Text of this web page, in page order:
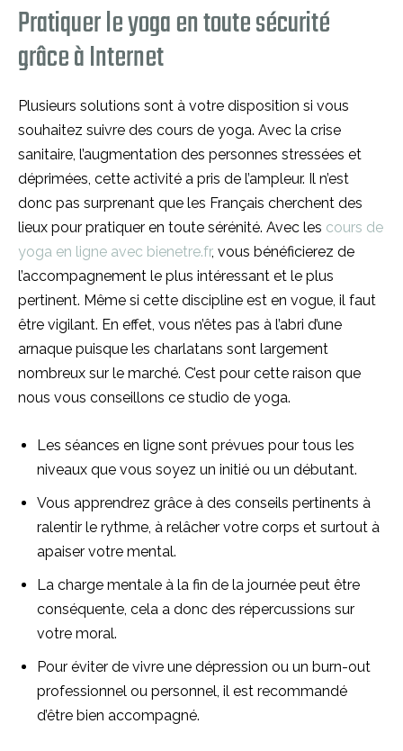
Pratiquer le yoga en toute sécurité
grâce à Internet
Plusieurs solutions sont à votre disposition si vous
souhaitez suivre des cours de yoga. Avec la crise
sanitaire, l’augmentation des personnes stressées et
déprimées, cette activité a pris de l’ampleur. Il n’est
donc pas surprenant que les Français cherchent des
lieux pour pratiquer en toute sérénité. Avec les cours de
yoga en ligne avec bienetre.fr, vous bénéficierez de
l’accompagnement le plus intéressant et le plus
pertinent. Même si cette discipline est en vogue, il faut
être vigilant. En effet, vous n’êtes pas à l’abri d’une
arnaque puisque les charlatans sont largement
nombreux sur le marché. C’est pour cette raison que
nous vous conseillons ce studio de yoga.
Les séances en ligne sont prévues pour tous les
niveaux que vous soyez un initié ou un débutant.
Vous apprendrez grâce à des conseils pertinents à
ralentir le rythme, à relâcher votre corps et surtout à
apaiser votre mental.
La charge mentale à la fin de la journée peut être
conséquente, cela a donc des répercussions sur
votre moral.
Pour éviter de vivre une dépression ou un burn-out
professionnel ou personnel, il est recommandé
d’être bien accompagné.